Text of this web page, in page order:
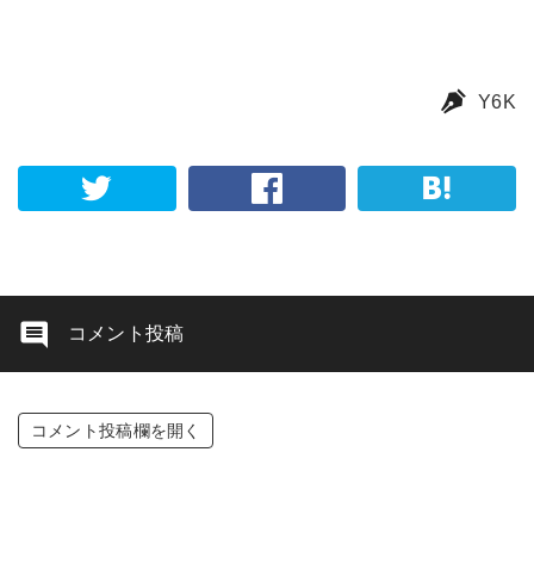
Y6K
コメント投稿
コメント投稿欄を開く